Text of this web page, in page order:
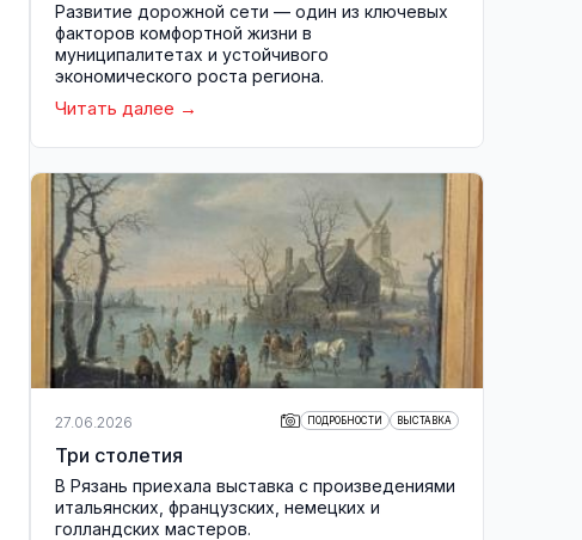
Развитие дорожной сети — один из ключевых
факторов комфортной жизни в
муниципалитетах и устойчивого
экономического роста региона.
Читать далее
27.06.2026 ПОДРОБНОСТИ ВЫСТАВКА
Три столетия
В Рязань приехала выставка с произведениями
итальянских, французских, немецких и
голландских мастеров.